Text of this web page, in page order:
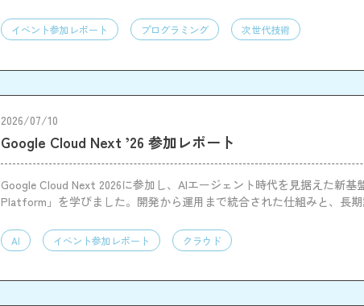
イベント参加レポート プログラミング 次世代技術
2026/07/10
Google Cloud Next ’26 参加レポート
Google Cloud Next 2026に参加し、AIエージェント時代を見据えた新基
Platform」を学びました。開発から運用まで統合された仕組みと、長
AI イベント参加レポート クラウド